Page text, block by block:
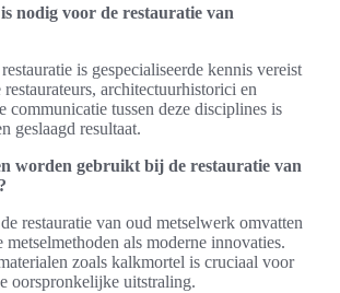
nodig voor de restauratie van
is gespecialiseerde kennis vereist
architectuurhistorici en
communicatie tussen deze disciplines is
geslaagd resultaat.
worden gebruikt bij de restauratie van
restauratie van oud metselwerk omvatten
als moderne innovaties.
zoals kalkmortel is cruciaal voor
oorspronkelijke uitstraling.